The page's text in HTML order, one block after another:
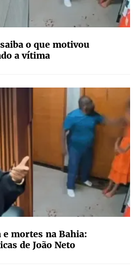
o que motivou
a vítima
e mortes na Bahia:
de João Neto